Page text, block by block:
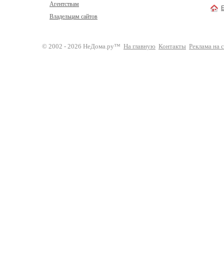
Агентствам
Владельцам сайтов
© 2002 - 2026 НеДома.ру™ На главную Контакты Реклама на